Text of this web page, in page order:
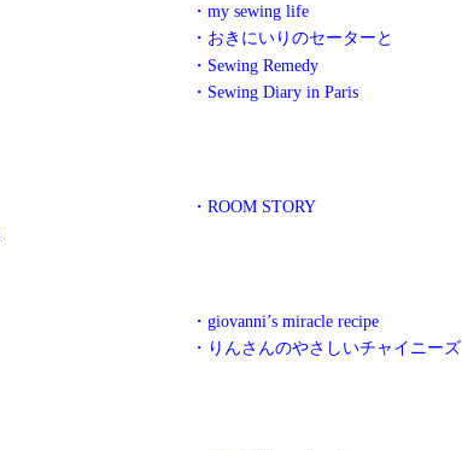
・my sewing life
・おきにいりのセーターと
・Sewing Remedy
・Sewing Diary in Paris
・ROOM STORY
・giovanni’s miracle recipe
・りんさんのやさしいチャイニーズ